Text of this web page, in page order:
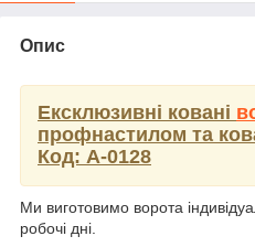
Опис
Ексклюзивні ковані
профнастилом та
Код: А-0128
Ми виготовимо ворота
робочі дні.